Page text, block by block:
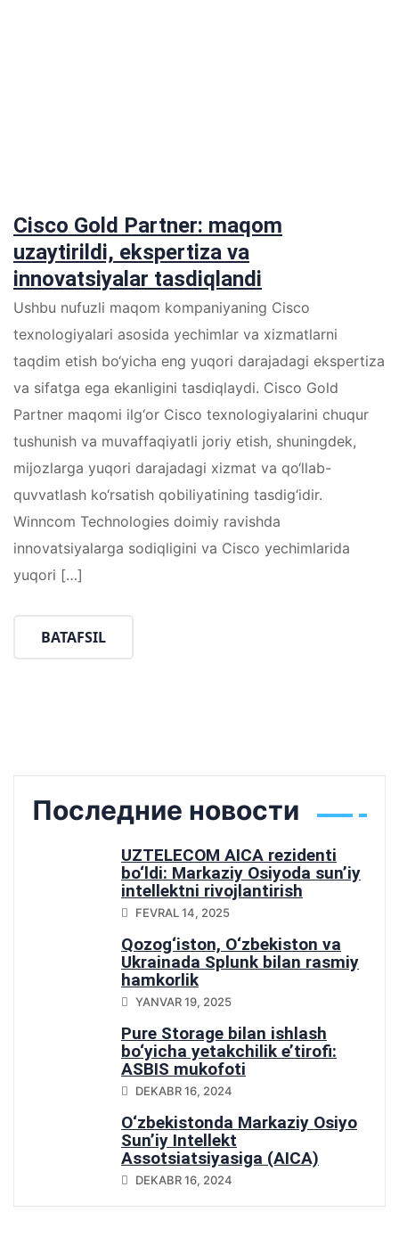
Cisco Gold Partner: maqom
uzaytirildi, ekspertiza va
innovatsiyalar tasdiqlandi
Ushbu nufuzli maqom kompaniyaning Cisco
texnologiyalari asosida yechimlar va xizmatlarni
taqdim etish bo‘yicha eng yuqori darajadagi ekspertiza
va sifatga ega ekanligini tasdiqlaydi. Cisco Gold
Partner maqomi ilg‘or Cisco texnologiyalarini chuqur
tushunish va muvaffaqiyatli joriy etish, shuningdek,
mijozlarga yuqori darajadagi xizmat va qo‘llab-
quvvatlash ko‘rsatish qobiliyatining tasdig‘idir.
Winncom Technologies doimiy ravishda
innovatsiyalarga sodiqligini va Cisco yechimlarida
yuqori […]
BATAFSIL
Последние новости
UZTELECOM AICA rezidenti
bo‘ldi: Markaziy Osiyoda sun’iy
intellektni rivojlantirish
yo‘lidagi muhim qadam
FEVRAL 14, 2025
Qozog‘iston, O‘zbekiston va
Ukrainada Splunk bilan rasmiy
hamkorlik
YANVAR 19, 2025
Pure Storage bilan ishlash
bo‘yicha yetakchilik e’tirofi:
ASBIS mukofoti
DEKABR 16, 2024
O‘zbekistonda Markaziy Osiyo
Sun’iy Intellekt
Assotsiatsiyasiga (AICA)
qo‘shilish
DEKABR 16, 2024